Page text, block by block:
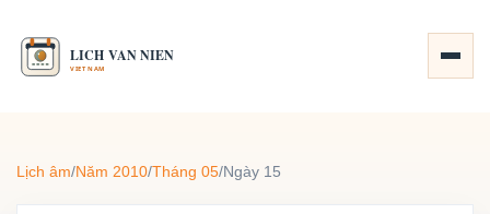
Lịch âm/Năm 2010/Tháng 05/Ngày 15